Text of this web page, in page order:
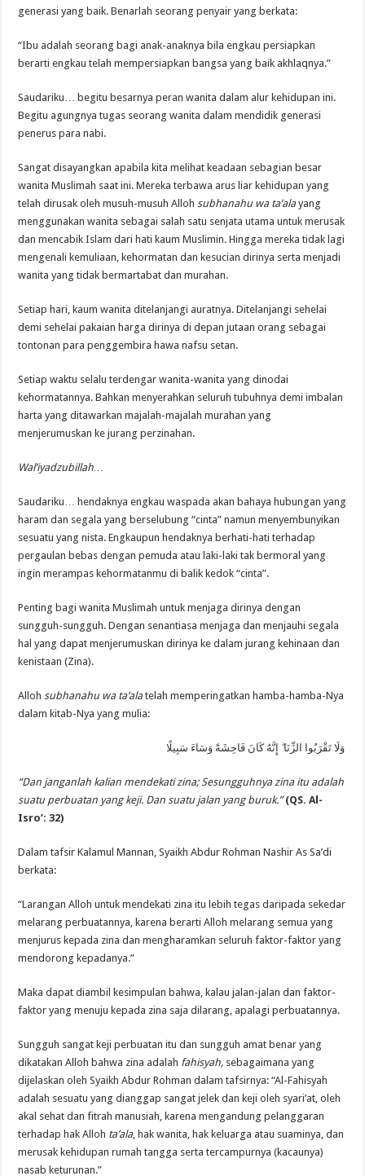
generasi yang baik. Benarlah seorang penyair yang berkata:
“Ibu adalah seorang bagi anak-anaknya bila engkau persiapkan
berarti engkau telah mempersiapkan bangsa yang baik akhlaqnya.”
Saudariku… begitu besarnya peran wanita dalam alur kehidupan ini.
Begitu agungnya tugas seorang wanita dalam mendidik generasi
penerus para nabi.
Sangat disayangkan apabila kita melihat keadaan sebagian besar
wanita Muslimah saat ini. Mereka terbawa arus liar kehidupan yang
telah dirusak oleh musuh-musuh Alloh subhanahu wa ta’alayang
menggunakan wanita sebagai salah satu senjata utama untuk merusak
dan mencabik Islam dari hati kaum Muslimin. Hingga mereka tidak lagi
mengenali kemuliaan, kehormatan dan kesucian dirinya serta menjadi
wanita yang tidak bermartabat dan murahan.
Setiap hari, kaum wanita ditelanjangi auratnya. Ditelanjangi sehelai
demi sehelai pakaian harga dirinya di depan jutaan orang sebagai
tontonan para penggembira hawa nafsu setan.
Setiap waktu selalu terdengar wanita-wanita yang dinodai
kehormatannya. Bahkan menyerahkan seluruh tubuhnya demi imbalan
harta yang ditawarkan majalah-majalah murahan yang
menjerumuskan ke jurang perzinahan.
Wal’iyadzubillah…
Saudariku… hendaknya engkau waspada akan bahaya hubungan yang
haram dan segala yang berselubung “cinta” namun menyembunyikan
sesuatu yang nista. Engkaupun hendaknya berhati-hati terhadap
pergaulan bebas dengan pemuda atau laki-laki tak bermoral yang
ingin merampas kehormatanmu di balik kedok “cinta”.
Penting bagi wanita Muslimah untuk menjaga dirinya dengan
sungguh-sungguh. Dengan senantiasa menjaga dan menjauhi segala
hal yang dapat menjerumuskan dirinya ke dalam jurang kehinaan dan
kenistaan (Zina).
Alloh subhanahu wa ta’alatelah memperingatkan hamba-hamba-Nya
dalam kitab-Nya yang mulia:
وَلَا تَقْرَبُوا الزِّنَا ۖ إِنَّهُ كَانَ فَاحِشَةً وَسَاءَ سَبِيلًا
“Dan janganlah kalian mendekati zina; Sesungguhnya zina itu adalah
suatu perbuatan yang keji. Dan suatu jalan yang buruk.”(QS. Al-
Isro’: 32)
Dalam tafsir Kalamul Mannan, Syaikh Abdur Rohman Nashir As Sa’di
berkata:
“Larangan Alloh untuk mendekati zina itu lebih tegas daripada sekedar
melarang perbuatannya, karena berarti Alloh melarang semua yang
menjurus kepada zina dan mengharamkan seluruh faktor-faktor yang
mendorong kepadanya.”
Maka dapat diambil kesimpulan bahwa, kalau jalan-jalan dan faktor-
faktor yang menuju kepada zina saja dilarang, apalagi perbuatannya.
Sungguh sangat keji perbuatan itu dan sungguh amat benar yang
dikatakan Alloh bahwa zina adalah fahisyah, sebagaimana yang
dijelaskan oleh Syaikh Abdur Rohman dalam tafsirnya: “Al-Fahisyah
adalah sesuatu yang dianggap sangat jelek dan keji oleh syari’at, oleh
akal sehat dan fitrah manusiah, karena mengandung pelanggaran
terhadap hak Alloh ta’ala, hak wanita, hak keluarga atau suaminya, dan
merusak kehidupan rumah tangga serta tercampurnya (kacaunya)
nasab keturunan.”